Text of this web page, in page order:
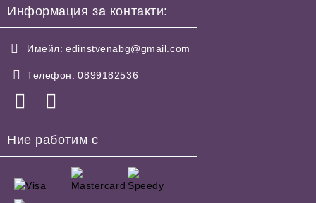
Информация за контакти:
Имейл: edinstvenabg@gmail.com
Телефон: 0899182536
Ние работим с